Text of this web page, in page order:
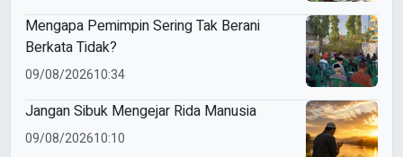
Mengapa Pemimpin Sering Tak Berani
Berkata Tidak?
09/08/202610:34
Jangan Sibuk Mengejar Rida Manusia
09/08/202610:10